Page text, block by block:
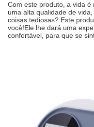
Com este produto, a vida
uma alta qualidade de
coisas tediosas? Este
você!Ele lhe dará uma
confortável, para que se